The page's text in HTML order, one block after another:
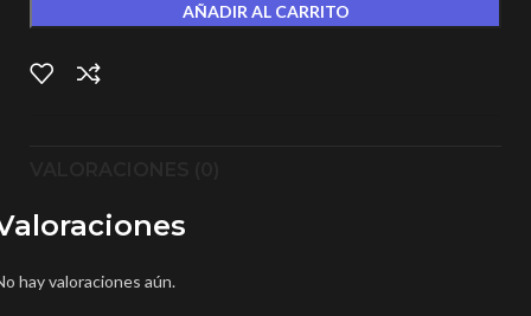
AÑADIR AL CARRITO
hay valoraciones aún.